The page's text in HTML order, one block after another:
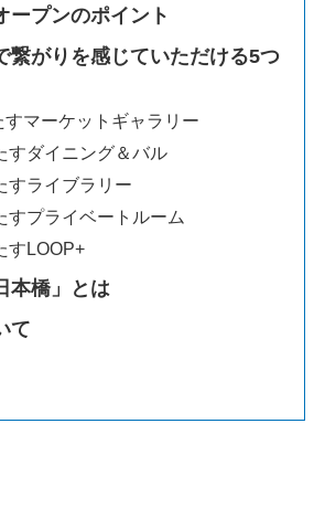
ープンのポイント
繋がりを感じていただける5つ
マーケットギャラリー
ダイニング＆バル
ライブラリー
プライベートルーム
LOOP+
本橋」とは
て